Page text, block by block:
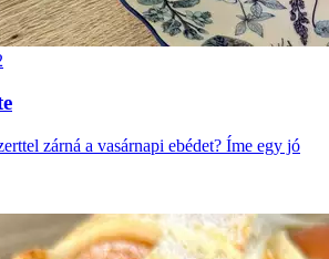
zárná a vasárnapi ebédet? Íme egy jó